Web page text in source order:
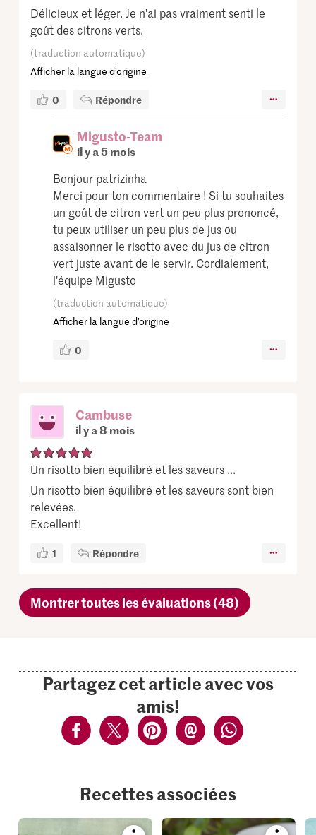
Délicieux et léger. Je n'ai pas vraiment senti le
goût des citrons verts.
(traduction automatique)
Afficher la langue d’origine
0 Répondre
Migusto-Team
il y a 5 mois
Bonjour patrizinha
Merci pour ton commentaire ! Si tu souhaites
un goût de citron vert un peu plus prononcé,
tu peux utiliser un peu plus de jus ou
assaisonner le risotto avec du jus de citron
vert juste avant de le servir. Cordialement,
l'équipe Migusto
(traduction automatique)
Afficher la langue d’origine
0
Cambuse
il y a 8 mois
Un risotto bien équilibré et les saveurs ...
Un risotto bien équilibré et les saveurs sont bien
relevées.
Excellent!
1 Répondre
Montrer toutes les évaluations (48)
Partagez cet article avec vos
amis!
Recettes associées